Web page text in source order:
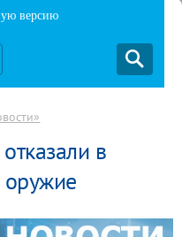
версию
в
оружие